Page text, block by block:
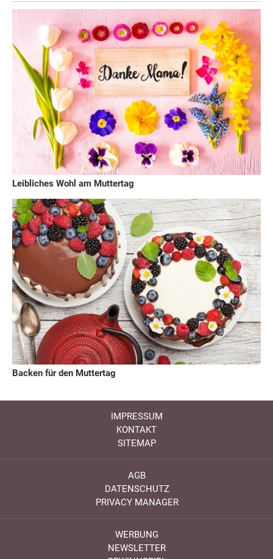
Leibliches Wohl am Muttertag
Backen für den Muttertag
IMPRESSUM
KONTAKT
SITEMAP
AGB
DATENSCHUTZ
PRIVACY MANAGER
WERBUNG
NEWSLETTER